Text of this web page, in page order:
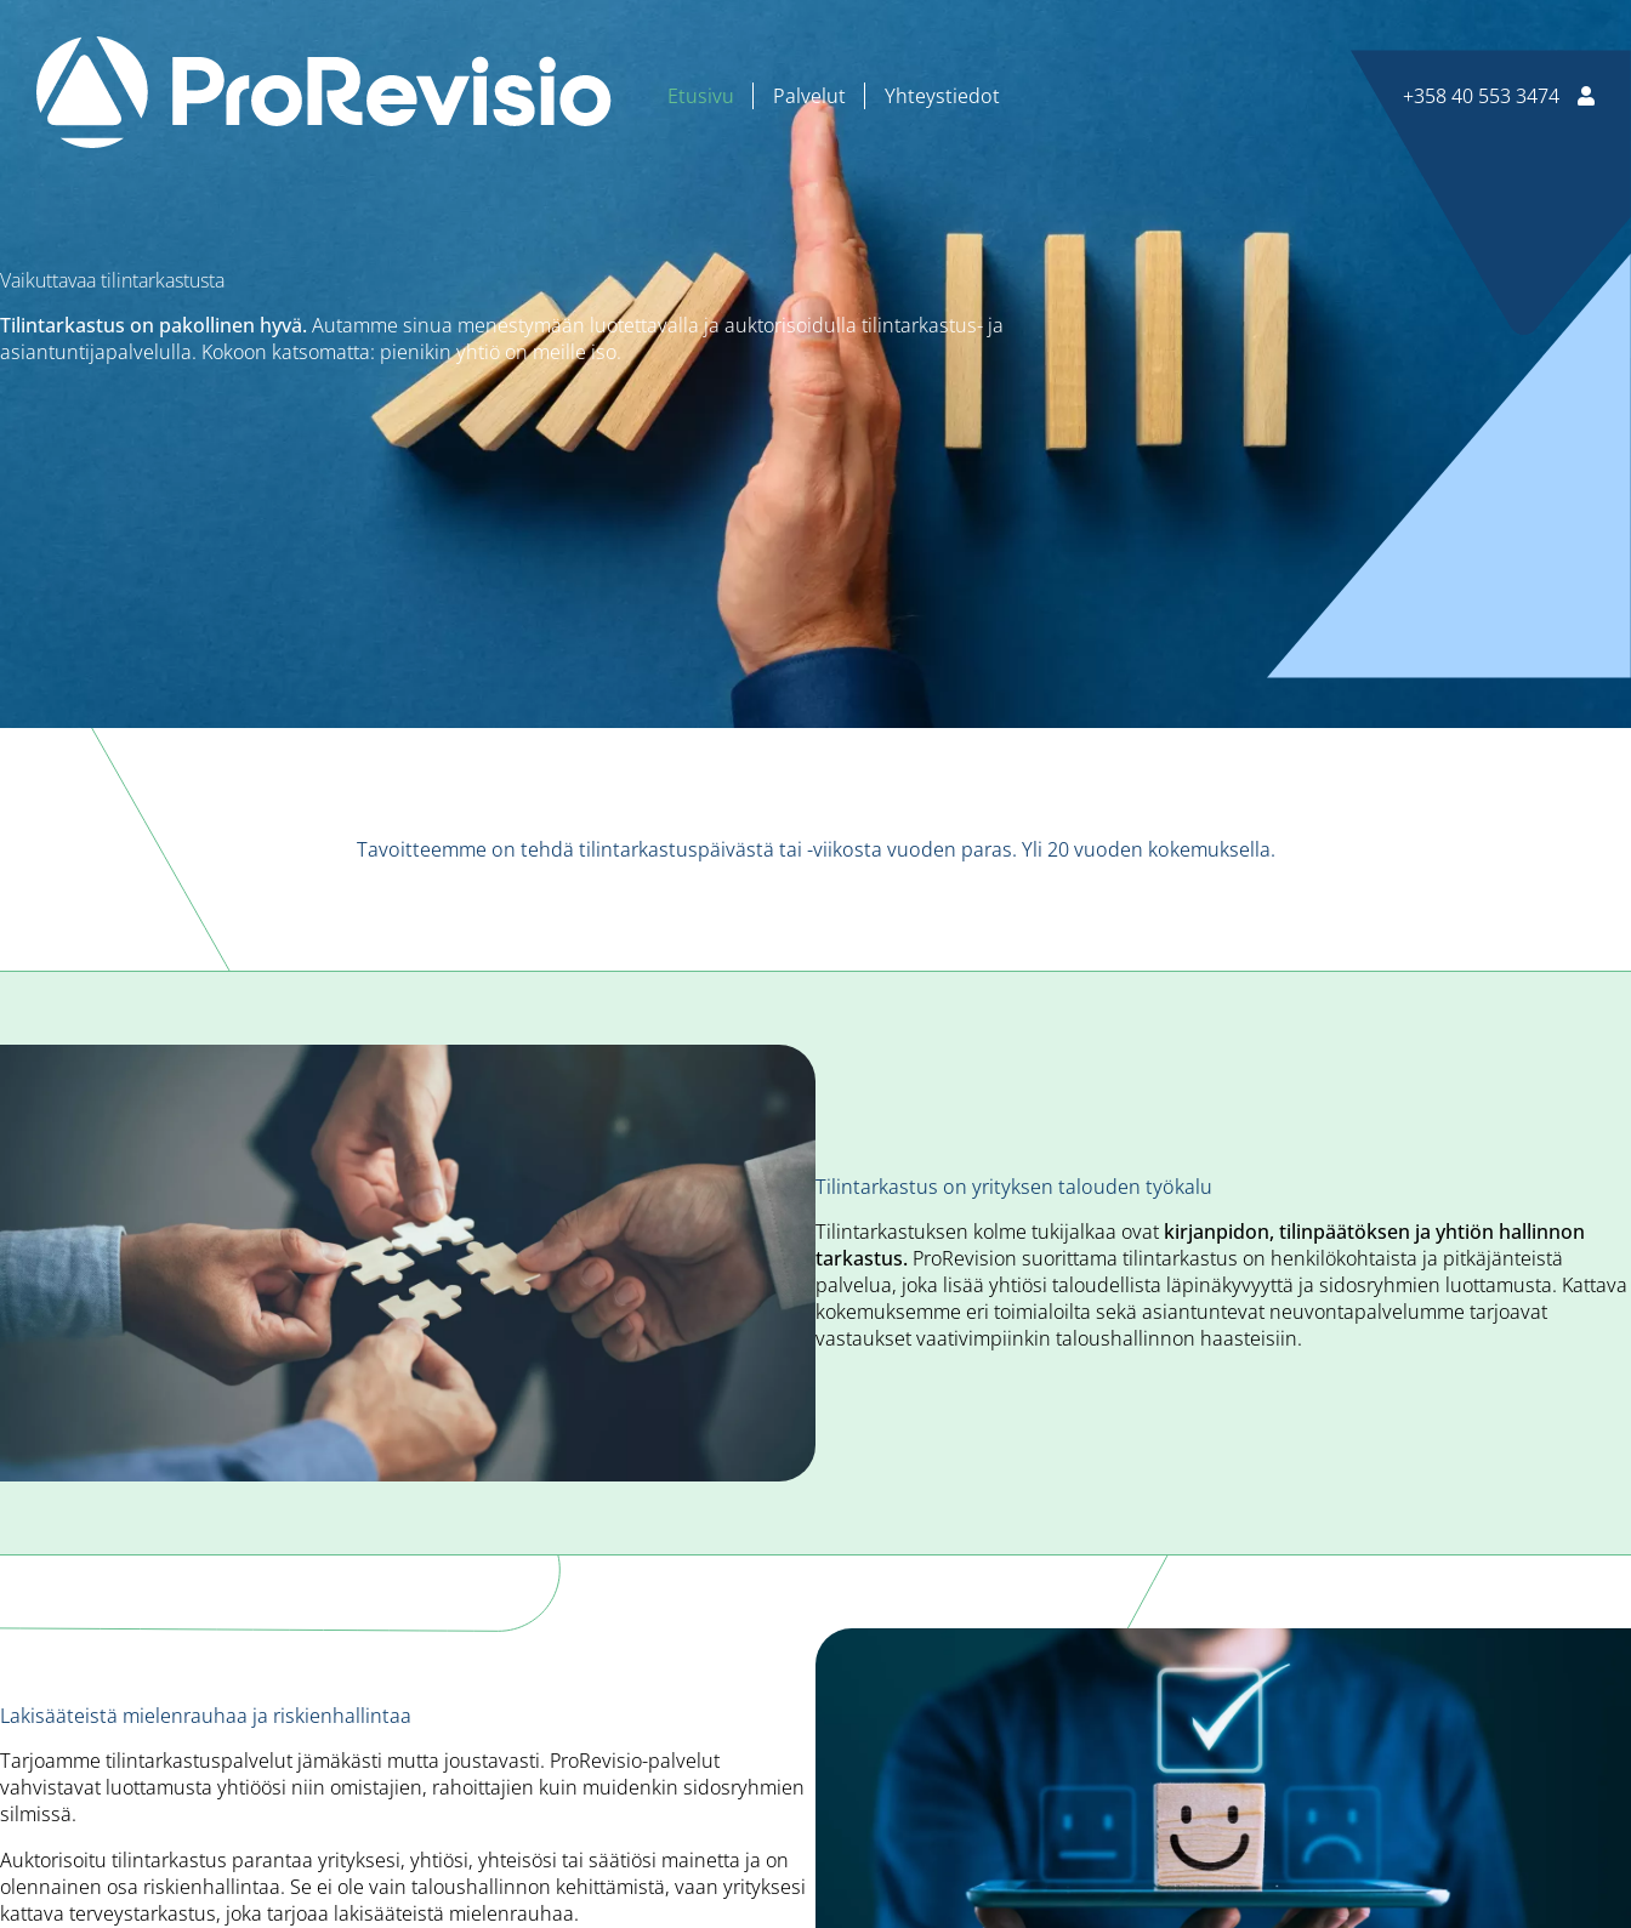
Etusivu Palvelut Yhteystiedot +358 40 553 3474
Vaikuttavaa tilintarkastusta
Tilintarkastus on pakollinen hyvä. Autamme sinua menestymään luotettavalla ja auktorisoidulla tilintarkastus- ja
asiantuntijapalvelulla. Kokoon katsomatta: pienikin yhtiö on meille iso.
Tavoitteemme on tehdä tilintarkastuspäivästä tai -viikosta vuoden paras. Yli 20 vuoden kokemuksella.
Tilintarkastus on yrityksen talouden työkalu
Tilintarkastuksen kolme tukijalkaa ovat kirjanpidon, tilinpäätöksen ja yhtiön hallinnon
tarkastus. ProRevision suorittama tilintarkastus on henkilökohtaista ja pitkäjänteistä
palvelua, joka lisää yhtiösi taloudellista läpinäkyvyyttä ja sidosryhmien luottamusta. Kattava
kokemuksemme eri toimialoilta sekä asiantuntevat neuvontapalvelumme tarjoavat
vastaukset vaativimpiinkin taloushallinnon haasteisiin.
Lakisääteistä mielenrauhaa ja riskienhallintaa
Tarjoamme tilintarkastuspalvelut jämäkästi mutta joustavasti. ProRevisio-palvelut
vahvistavat luottamusta yhtiöösi niin omistajien, rahoittajien kuin muidenkin sidosryhmien
silmissä.
Auktorisoitu tilintarkastus parantaa yrityksesi, yhtiösi, yhteisösi tai säätiösi mainetta ja on
olennainen osa riskienhallintaa. Se ei ole vain taloushallinnon kehittämistä, vaan yrityksesi
kattava terveystarkastus, joka tarjoaa lakisääteistä mielenrauhaa.